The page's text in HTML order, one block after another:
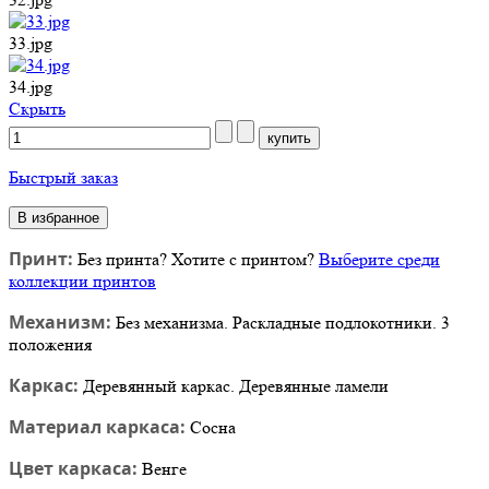
33.jpg
34.jpg
Cкрыть
Быстрый заказ
В избранное
Принт: Без принта? Хотите с принтом? Выберите среди
коллекции принтов
Механизм: Без механизма. Раскладные подлокотники. 3
положения
Каркас: Деревянный каркас. Деревянные ламели
Материал каркаса: Сосна
Цвет каркаса: Венге